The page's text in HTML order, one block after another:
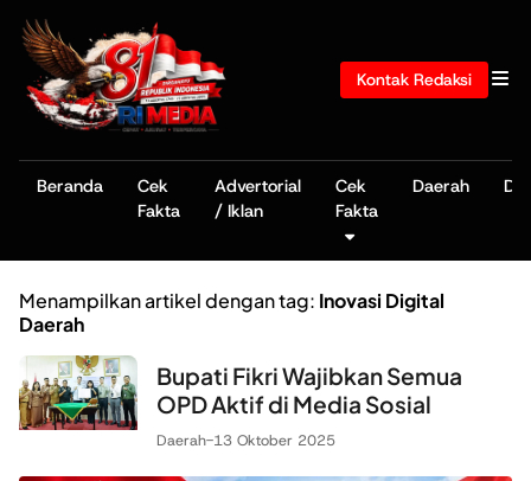
Kontak Redaksi
Beranda
Cek
Fakta
Advertorial
/ Iklan
Cek
Fakta
Daerah
Menampilkan artikel dengan tag: Inovasi Digital
Daerah
Bupati Fikri Wajibkan Semua
OPD Aktif di Media Sosial
Daerah-13 Oktober 2025